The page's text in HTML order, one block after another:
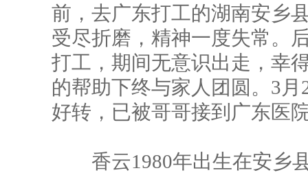
前，去广东打工的湖南安乡
受尽折磨，精神一度失常。
打工，期间无意识出走，幸
的帮助下终与家人团圆。3
好转，已被哥哥接到广东医
香云1980年出生在安乡县